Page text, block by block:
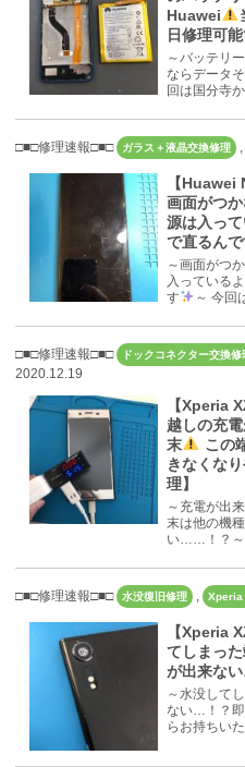
Huawei
日修理可
～バッテリ
ならデータ
回は国分寺
□■□修理速報□■□ ガラス＋液晶交換修理
【Huawei
画面がつ
源は入っ
で直るん
～画面がつ
入っている
す
～ 今回
□■□修理速報□■□ ドックコネクター交換
2020.12.19
【Xperia
越しの充
末
この
きなくな
理】
～充電が出
末は他の機
い……！？～
□■□修理速報□■□ 水没復旧修理 , Xperia
【Xperia
てしまっ
が出来な
～水没して
ない…！？
らお持ちい